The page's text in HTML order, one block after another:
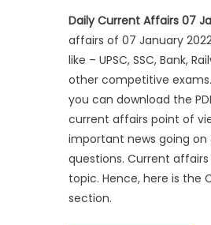
Daily Current Affairs 07
affairs of 07 January
like – UPSC, SSC, Bank,
other competitive
you can download the
current affairs point of
important news going
questions. Current
topic. Hence, here is the
section.